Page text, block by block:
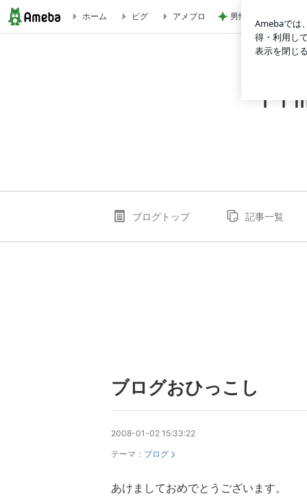
ホーム ピグ アメブロ 男性陣が戻るまで
Ｔ
ブログトップ 記事一覧
ブログおひっこし
2008-01-02 15:33:22
テーマ： ブログ
あけましておめでとうございます。